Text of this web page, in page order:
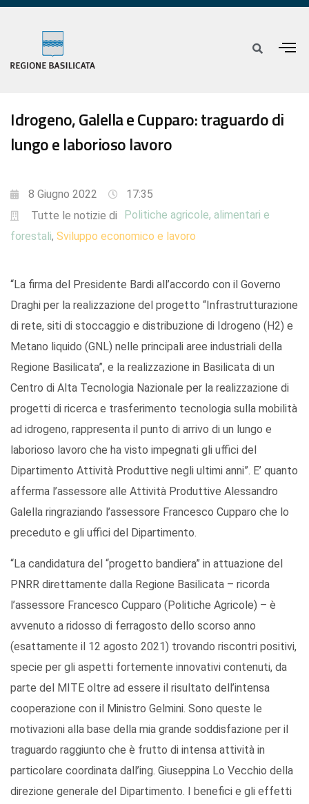
Idrogeno, Galella e Cupparo: traguardo di
lungo e laborioso lavoro
8 Giugno 2022
17:35
Tutte le notizie di
Politiche agricole, alimentari e
forestali, Sviluppo economico e lavoro
“La firma del Presidente Bardi all’accordo con il Governo
Draghi per la realizzazione del progetto “Infrastrutturazione
di rete, siti di stoccaggio e distribuzione di Idrogeno (H2) e
Metano liquido (GNL) nelle principali aree industriali della
Regione Basilicata”, e la realizzazione in Basilicata di un
Centro di Alta Tecnologia Nazionale per la realizzazione di
progetti di ricerca e trasferimento tecnologia sulla mobilità
ad idrogeno, rappresenta il punto di arrivo di un lungo e
laborioso lavoro che ha visto impegnati gli uffici del
Dipartimento Attività Produttive negli ultimi anni”. E’ quanto
afferma l’assessore alle Attività Produttive Alessandro
Galella ringraziando l’assessore Francesco Cupparo che lo
preceduto e gli uffici del Dipartimento.
“La candidatura del “progetto bandiera” in attuazione del
PNRR direttamente dalla Regione Basilicata – ricorda
l’assessore Francesco Cupparo (Politiche Agricole) – è
avvenuto a ridosso di ferragosto dello scorso anno
(esattamente il 12 agosto 2021) trovando riscontri positivi,
specie per gli aspetti fortemente innovativi contenuti, da
parte del MITE oltre ad essere il risultato dell’intensa
cooperazione con il Ministro Gelmini. Sono queste le
motivazioni alla base della mia grande soddisfazione per il
traguardo raggiunto che è frutto di intensa attività in
particolare coordinata dall’ing. Giuseppina Lo Vecchio della
direzione generale del Dipartimento. I benefici e gli effetti